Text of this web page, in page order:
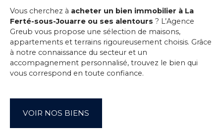
cette opportunité de vivre dans un cadre
prestigieux. Contactez-nous dès aujourd'hui pour
une visite !
Vous cherchez à acheter un bien immobilier à La
Ferté-sous-Jouarre ou ses alentours ? L’Agence
Greub vous propose une sélection de maisons,
appartements et terrains rigoureusement choisis. Grâce
à notre connaissance du secteur et un
accompagnement personnalisé, trouvez le bien qui
vous correspond en toute confiance.
VOIR NOS BIENS